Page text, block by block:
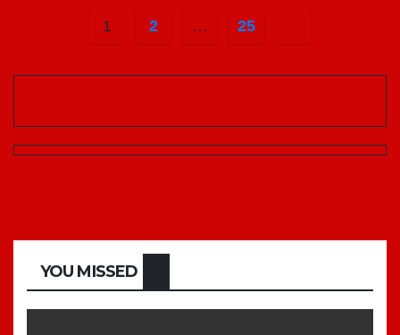
Paginasi
1 2 … 25
YOU MISSED